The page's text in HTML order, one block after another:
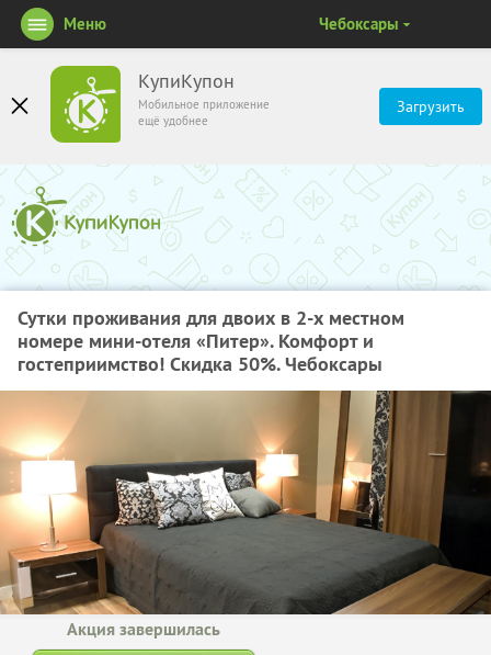
КупиКупон
Мобильное приложение
ещё удобнее
Загрузить
Меню Чебоксары
Сутки проживания для двоих в 2-х местном
номере мини-отеля «Питер». Комфорт и
гостеприимство! Скидка 50%. Чебоксары
Акция завершилась